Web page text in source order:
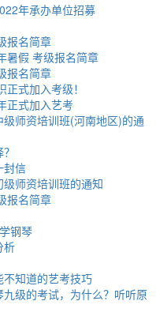
年承办单位招募
报名简章
暑假 考级报名简章
报名简章
式加入考级！
正式加入艺考
师资培训班(河南地区)的通
封信
师资培训班的通知
报名简章
钢琴
析
知道的艺考技巧
级的考试，为什么？听听原